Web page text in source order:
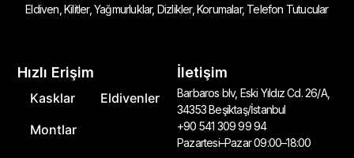
Eldiven, Kilitler, Yağmurluklar, Dizlikler, Korumalar, Telefon Tutucular
Hızlı Erişim
Kasklar
Eldivenler
Montlar
İletişim
Barbaros blv, Eski Yıldız Cd. 26/A,
34353 Beşiktaş/İstanbul
+90 541 309 99 94
Pazartesi–Pazar 09:00–18:00